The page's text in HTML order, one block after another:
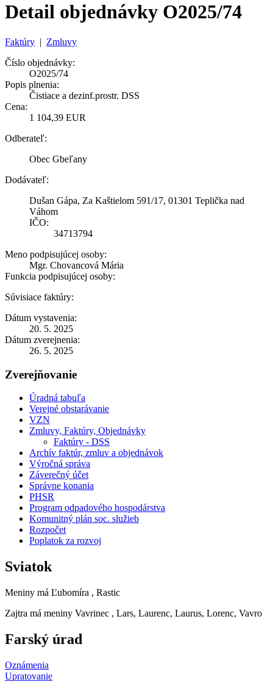
Detail objednávky O2025/74
Faktúry | Zmluvy
Číslo objednávky:
O2025/74
Popis plnenia:
Čistiace a dezinf.prostr. DSS
Cena:
1 104,39 EUR
Odberateľ:
Obec Gbeľany
Dodávateľ:
Dušan Gápa, Za Kaštielom 591/17, 01301 Teplička nad
Váhom
IČO:
34713794
Meno podpisujúcej osoby:
Mgr. Chovancová Mária
Funkcia podpisujúcej osoby:
Súvisiace faktúry:
Dátum vystavenia:
20. 5. 2025
Dátum zverejnenia:
26. 5. 2025
Zverejňovanie
Úradná tabuľa
Verejné obstarávanie
VZN
Zmluvy, Faktúry, Objednávky
Faktúry - DSS
Archív faktúr, zmluv a objednávok
Výročná správa
Záverečný účet
Správne konania
PHSR
Program odpadového hospodárstva
Komunitný plán soc. služieb
Rozpočet
Poplatok za rozvoj
Sviatok
Meniny má Ľubomíra , Rastic
Zajtra má meniny Vavrinec , Lars, Laurenc, Laurus, Lorenc, Vavro
Farský úrad
Oznámenia
Upratovanie